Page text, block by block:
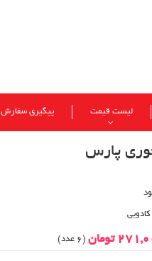
لیست قیمت پیگیری سفارش
پارس
تومان (6 عدد)